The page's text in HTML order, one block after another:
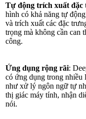
Tự động trích xuất đặc
hình có khả năng tự
và trích xuất các đặc
trọng mà không cần can
công.
Ứng dụng rộng rãi:
có ứng dụng trong nhiều
như xử lý ngôn ngữ tự
thị giác máy tính, nhận
nói.